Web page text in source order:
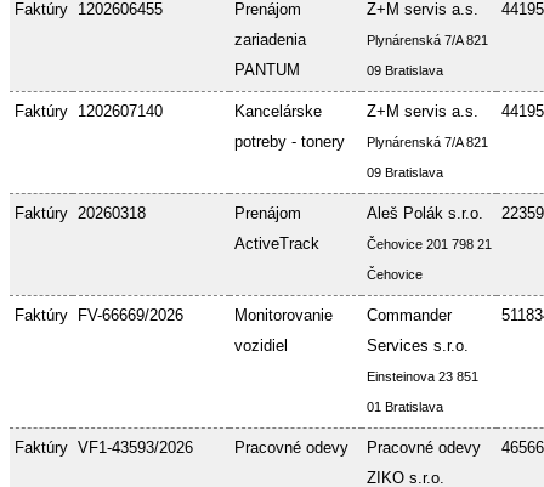
Faktúry 1202606455
Prenájom
zariadenia
PANTUM
Z+M servis a.s.
Plynárenská 7/A 821
09 Bratislava
Faktúry 1202607140
Kancelárske
potreby - tonery
Z+M servis a.s.
Plynárenská 7/A 821
09 Bratislava
Faktúry 20260318
Prenájom
ActiveTrack
Aleš Polák s.r.o.
Čehovice 201 798 21
Čehovice
Faktúry FV-66669/2026
Monitorovanie
vozidiel
Commander
Services s.r.o.
Einsteinova 23 851
01 Bratislava
Faktúry VF1-43593/2026 Pracovné odevy
Pracovné odevy
ZIKO s.r.o.